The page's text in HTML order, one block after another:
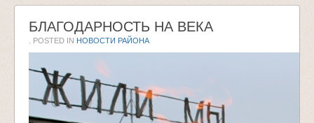
БЛАГОДАРНОСТЬ НА ВЕКА
. POSTED IN НОВОСТИ РАЙОНА